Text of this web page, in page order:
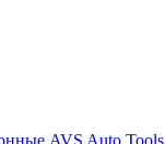
AVS Auto Tools